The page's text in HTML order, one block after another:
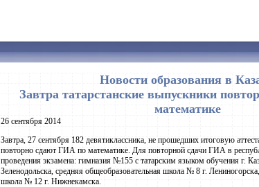
Новости образования в
Завтра татарстанские выпускники
математике
26 сентября 2014
Завтра, 27 сентября 182 девятиклассника, не прошедших итоговую
повторно сдают ГИА по математике. Для повторной сдачи ГИА в
проведения экзамена: гимназия №155 с татарским языком обучения г.
Зеленодольска, средняя общеобразовательная школа № 8 г.
школа № 12 г. Нижнекамска.